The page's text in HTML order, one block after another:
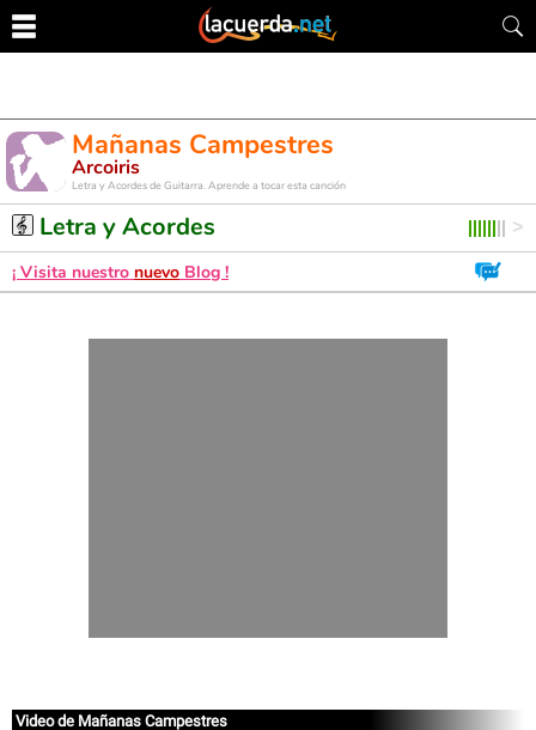
Mañanas Campestres
Arcoiris
Letra y Acordes de Guitarra. Aprende a tocar esta canción
Letra y Acordes
¡ Visita nuestro nuevo Blog !
Video de Mañanas Campestres